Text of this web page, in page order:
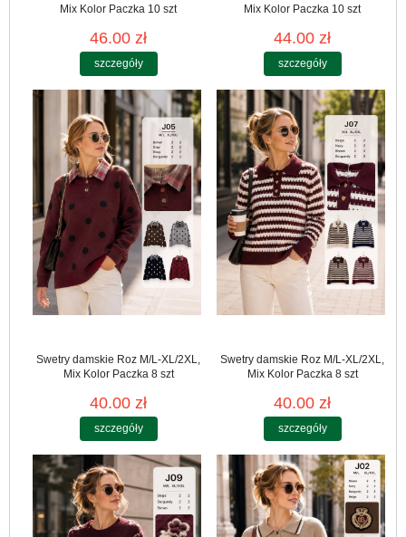
Mix Kolor Paczka 10 szt
46.00 zł
szczegóły
Mix Kolor Paczka 10 szt
44.00 zł
szczegóły
Swetry damskie Roz M/L-XL/2XL,
Mix Kolor Paczka 8 szt
40.00 zł
szczegóły
Swetry damskie Roz M/L-XL/2XL,
Mix Kolor Paczka 8 szt
40.00 zł
szczegóły